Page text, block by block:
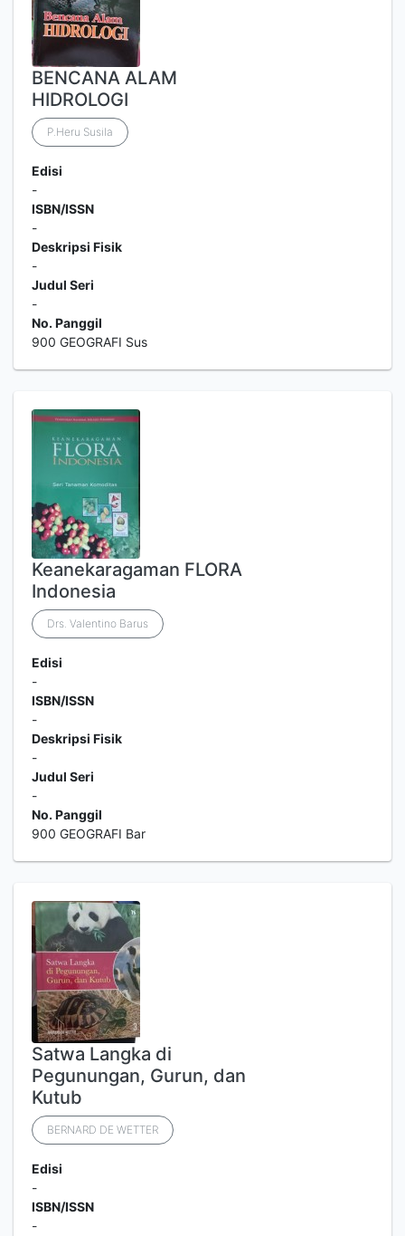
BENCANA ALAM
HIDROLOGI
P.Heru Susila
Edisi
-
ISBN/ISSN
-
Deskripsi Fisik
-
Judul Seri
-
No. Panggil
900 GEOGRAFI Sus
Keanekaragaman FLORA
Indonesia
Drs. Valentino Barus
Edisi
-
ISBN/ISSN
-
Deskripsi Fisik
-
Judul Seri
-
No. Panggil
900 GEOGRAFI Bar
Satwa Langka di
Pegunungan, Gurun, dan
Kutub
BERNARD DE WETTER
Edisi
-
ISBN/ISSN
-